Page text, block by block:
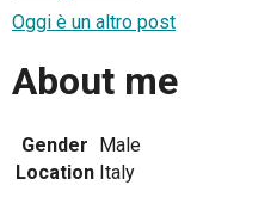
Oggi è un altro post
About me
Gender Male
Location Italy